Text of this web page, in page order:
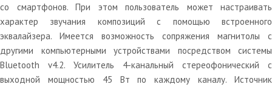
со смартфонов. При этом пользователь может настраивать
характер звучания композиций с помощью встроенного
эквалайзера. Имеется возможность сопряжения магнитолы с
другими компьютерными устройствами посредством системы
Bluetooth v4.2. Усилитель 4-канальный стереофонический с
выходной мощностью 45 Вт по каждому каналу. Источник